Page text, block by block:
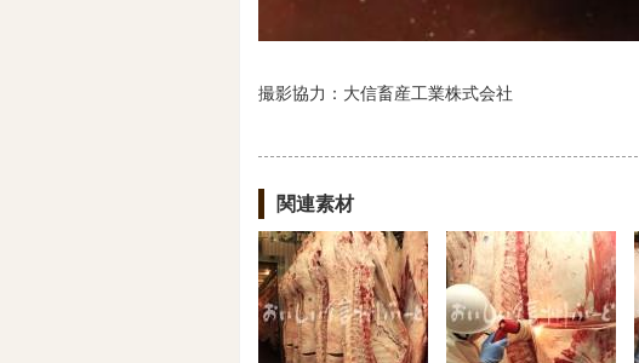
撮影協力：大信畜産工業株式会社
関連素材